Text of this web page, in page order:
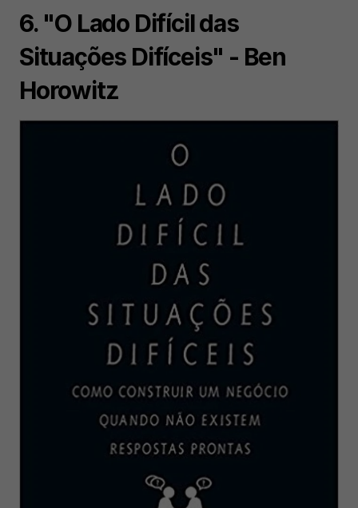
6. "O Lado Difícil das
Situações Difíceis" - Ben
Horowitz